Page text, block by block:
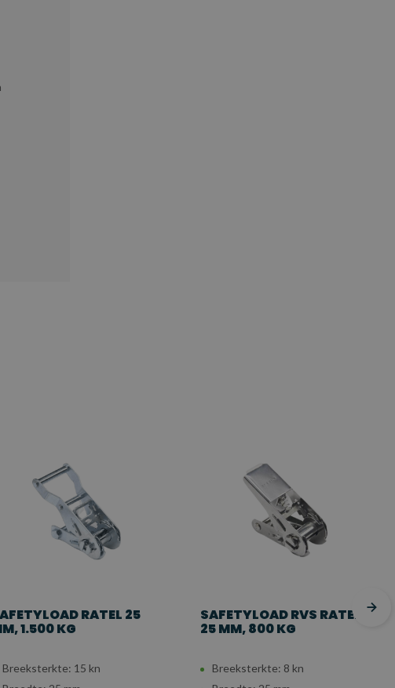
RATEL 25
1.500 KG
Breeksterkte: 15 kn
SAFETYLOAD RVS RATEL
25 MM, 800 KG
Breeksterkte: 8 kn